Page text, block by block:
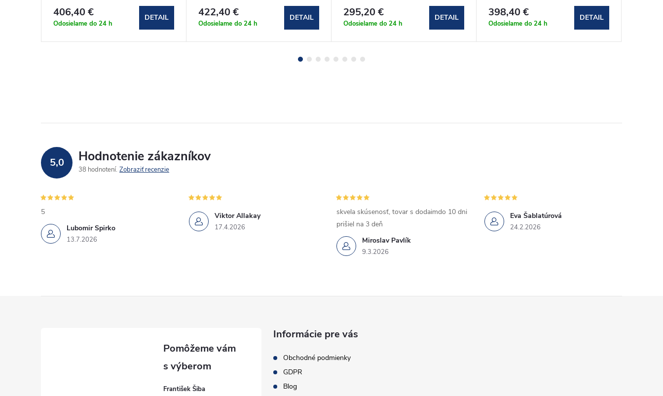
117-122 cm (MYSP40_120C)
406,40 €
Odosielame do 24 h
DETAIL
112-117 cm (MYSP20_115C)
422,40 €
Odosielame do 24 h
DETAIL
cm (MYS_100C)
295,20 €
Odosielame do 24 h
DETAIL
97-102 cm (MYSP20_100C)
398,40 €
Odosielame do 24 h
DETAIL
5,0 Hodnotenie zákazníkov
38 hodnotení Zobraziť recenzie
Lubomir Spirko
13.7.2026
5 Viktor Allakay
17.4.2026
Miroslav Pavlík
9.3.2026
skvela skúsenosť, tovar s dodaimdo 10 dni
prišiel na 3 deň
Eva Šablatúrová
24.2.2026
František Šiba
Informácie pre vás
Obchodné podmienky
GDPR
Blog